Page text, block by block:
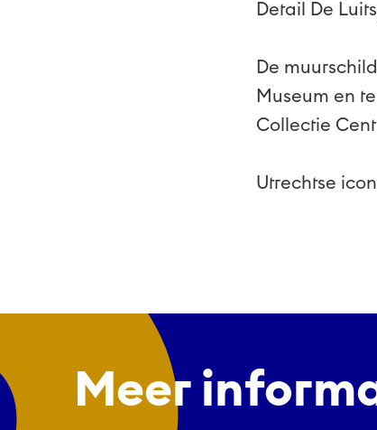
Detail De
De
Museum en
Collectie
Utrechtse
Meer